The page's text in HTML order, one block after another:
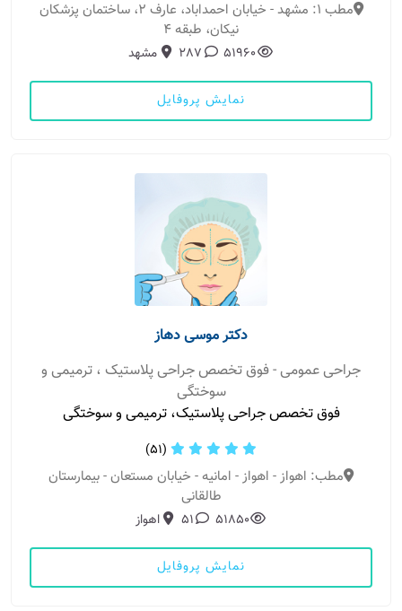
مطب 1: مشهد - خیابان احمداباد، عارف ۲، ساختمان پزشکان
نیکان، طبقه ۴
51960
287 مشهد
نمایش پروفایل
دکتر موسی دهاز
جراحی عمومی - فوق تخصص جراحی پلاستیک ، ترمیمی و
سوختگی
فوق تخصص جراحی پلاستیک، ترمیمی و سوختگی
(51)
مطب: اهواز - اهواز - امانیه - خیابان مستعان - بیمارستان
طالقانی
51850
51 اهواز
نمایش پروفایل